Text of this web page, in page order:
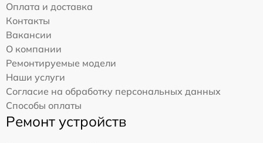
Оплата и доставка
Контакты
Вакансии
О компании
Ремонтируемые модели
Наши услуги
Согласие на обработку персональных данных
Способы оплаты
Ремонт устройств